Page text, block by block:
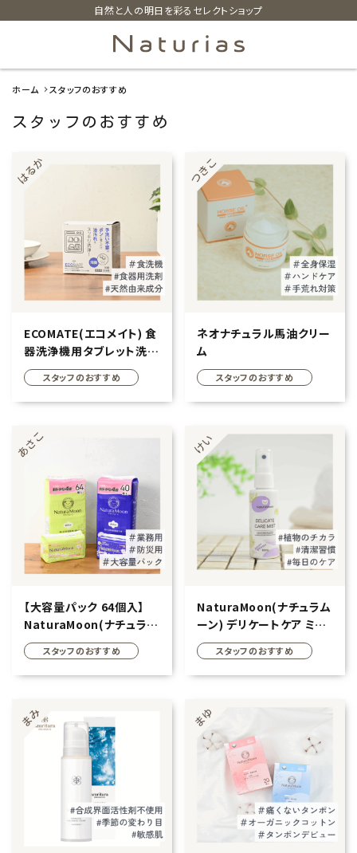
自然と人の明日を彩るセレクトショップ
カテゴリーから探す
美容・コスメ・香水
日用品雑貨
インナー・下着・ナイトウェア
キッズ・ベビー・マタニティ
キッチン用品
フード
ブランド
オリジナルブランド
ナチュラムーン
エコリュクス
エコメイト
ナチュラプラス
アルマウィン
ホーム スタッフのおすすめ
スタッフのおすすめ
ECOMATE(エコメイト) 食
器洗浄機用タブレット洗剤
10g×30錠
スタッフのおすすめ
ネオナチュラル馬油クリー
ム
スタッフのおすすめ
【大容量パック 64個入】
NaturaMoon(ナチュラム
ーン) 生理用ナプキン (多
い日の昼用) 羽つき トップ
シートコットン100％
スタッフのおすすめ
NaturaMoon(ナチュラム
ーン) デリケートケア ミス
ト 60ml
スタッフのおすすめ